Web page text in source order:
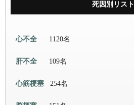
死因別リスト
心不全 1120名
肝不全 109名
心筋梗塞 254名